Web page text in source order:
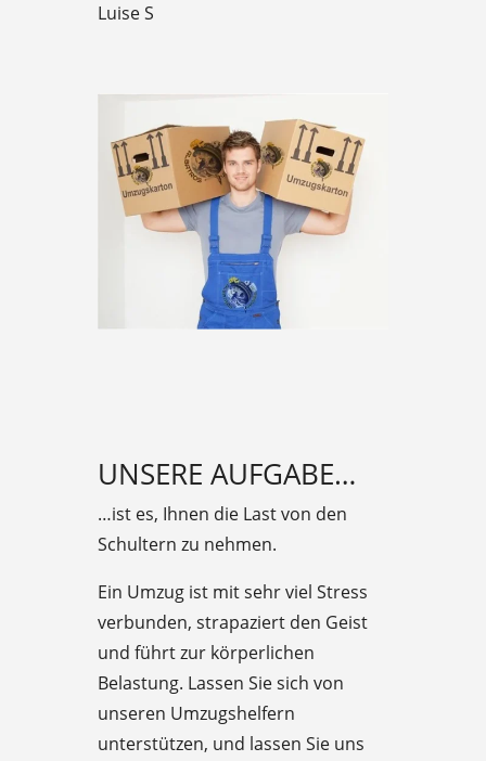
Luise S
UNSERE AUFGABE…
…ist es, Ihnen die Last von den
Schultern zu nehmen.
Ein Umzug ist mit sehr viel Stress
verbunden, strapaziert den Geist
und führt zur körperlichen
Belastung. Lassen Sie sich von
unseren Umzugshelfern
unterstützen, und lassen Sie uns